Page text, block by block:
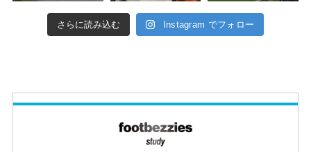
さらに読み込む Instagram でフォロー